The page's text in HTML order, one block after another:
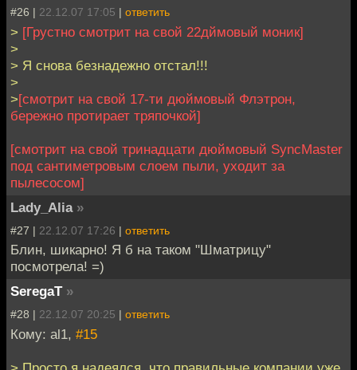
#26 | 22.12.07 17:05 | ответить
> [Грустно смотрит на свой 22дймовый моник]
>
> Я снова безнадежно отстал!!!
>
>[смотрит на свой 17-ти дюймовый Флэтрон,
бережно протирает тряпочкой]
[смотрит на свой тринадцати дюймовый SyncMaster
под сантиметровым слоем пыли, уходит за
пылесосом]
Lady_Alia »
#27 | 22.12.07 17:26 | ответить
Блин, шикарно! Я б на таком "Шматрицу"
посмотрела! =)
SeregaT »
#28 | 22.12.07 20:25 | ответить
Кому: al1, #15